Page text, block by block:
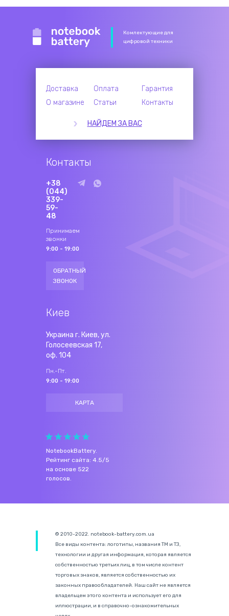
Комлектующие для
цифровой техники
Доставка Оплата
Гарантия
О магазине
Статьи Контакты
НАЙДЕМ ЗА ВАС
Контакты
+38
(044)
339-
59-
48
Принимаем
звонки
9:00 - 19:00
ОБРАТНЫЙ
ЗВОНОК
Киев
Украина г. Киев, ул.
Голосеевская 17,
оф. 104
Пн.-Пт.
9:00 - 19:00
КАРТА
NotebookBattery.
Рейтинг сайта: 4.5/5
на основе 522
голосов.
© 2010-2022. notebook-battery.com.ua
Все виды контента: логотипы, названия ТМ и ТЗ,
технологии и другая информация, которая является
собственностью третьих лиц, в том числе контент
торговых знаков, является собственностью их
законных правообладателей. Наш сайт не является
владельцем этого контента и использует его для
иллюстрации, и в справочно-ознакомительных